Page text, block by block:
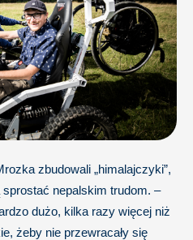
zbudowali „himalajczyki”,
nepalskim trudom. –
dużo, kilka razy więcej niż
żeby nie przewracały się